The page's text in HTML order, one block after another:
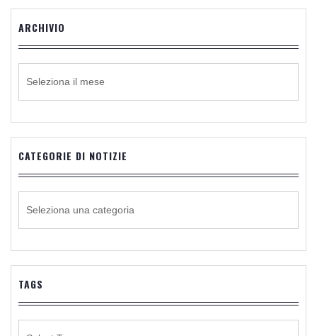
ARCHIVIO
CATEGORIE DI NOTIZIE
NOTIZIE
TAGS